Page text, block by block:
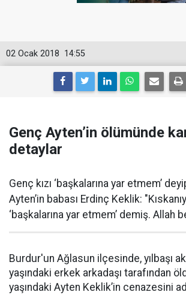
14:55
02 Ocak 2018
Genç Ayten’in ölümünde
detaylar
Genç kızı ‘başkalarına yar etmem’
Ayten’in babası Erdinç Keklik:
‘başkalarına yar etmem’ demiş. Allah
Burdur'un Ağlasun ilçesinde, yılbaşı
yaşındaki erkek arkadaşı tarafından
yaşındaki Ayten Keklik’in cenazesini